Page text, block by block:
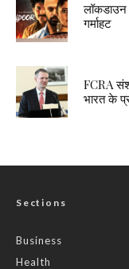
लॉकडाउन
गर्माहट
FCRA
भारत के
Sections
Business
Health